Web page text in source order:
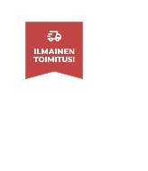
-67%